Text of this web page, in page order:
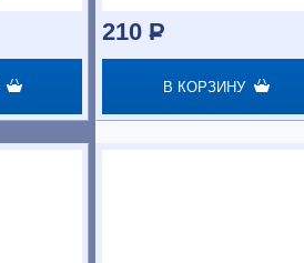
210 P
В КОРЗИНУ